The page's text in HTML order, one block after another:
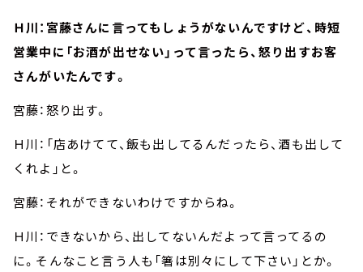
Ｈ川：宮藤さんに言ってもしょうがないんですけど、時短
営業中に「お酒が出せない」って言ったら、怒り出すお客
さんがいたんです。
宮藤：怒り出す。
Ｈ川：「店あけてて、飯も出してるんだったら、酒も出して
くれよ」と。
宮藤：それができないわけですからね。
Ｈ川：できないから、出してないんだよって言ってるの
に。そんなこと言う人も「箸は別々にして下さい」とか。